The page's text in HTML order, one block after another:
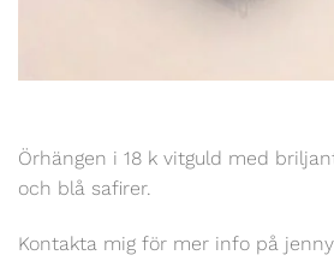
Örhängen i 18 k vitguld med
och blå safirer.
Kontakta mig för mer info på